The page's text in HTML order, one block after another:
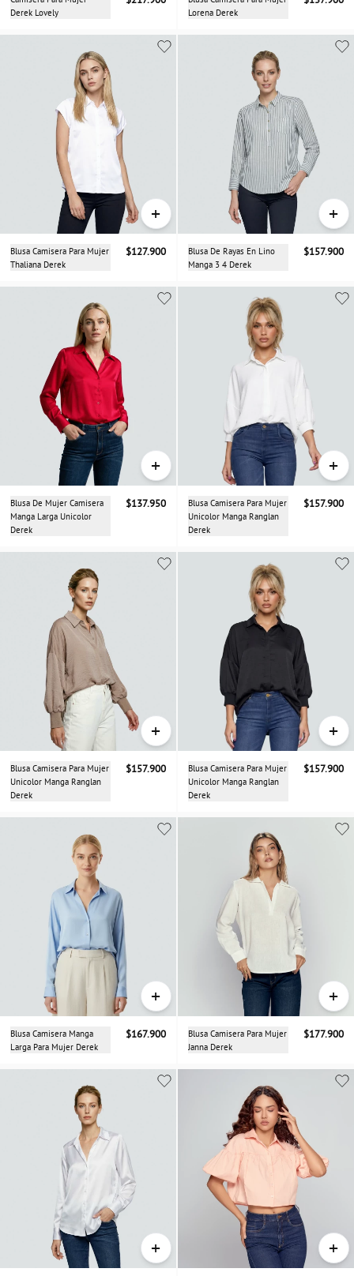
Derek Lovely
Lorena Derek
+
Blusa Camisera Para Mujer
Thaliana Derek
$127.900
+
Blusa De Rayas En Lino
Manga 3 4 Derek
$157.900
+
Blusa De Mujer Camisera
Manga Larga Unicolor
Derek
$137.950
+
Blusa Camisera Para Mujer
Unicolor Manga Ranglan
Derek
$157.900
+
Blusa Camisera Para Mujer
Unicolor Manga Ranglan
Derek
$157.900
+
Blusa Camisera Para Mujer
Unicolor Manga Ranglan
Derek
$157.900
+
Blusa Camisera Manga
Larga Para Mujer Derek
$167.900
+
Blusa Camisera Para Mujer
Janna Derek
$177.900
+ +